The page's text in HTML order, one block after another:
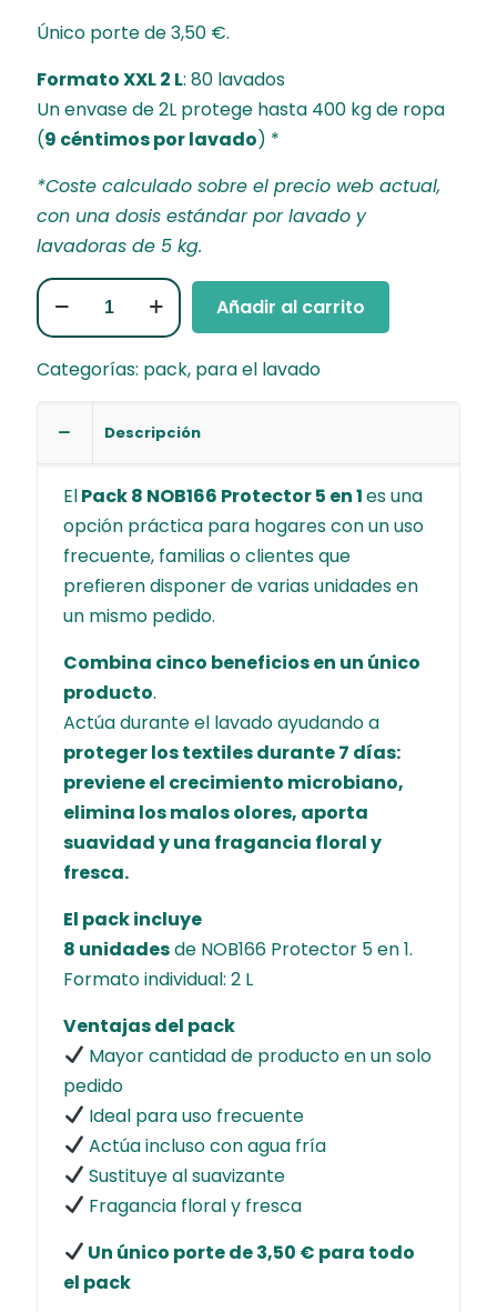
Único porte de 3,50 €.
Formato XXL 2 L: 80 lavados
Un envase de 2L protege hasta 400 kg de ropa
(9 céntimos por lavado) *
*Coste calculado sobre el precio web actual,
con una dosis estándar por lavado y
lavadoras de 5 kg.
NOB166
Protector
en
L)
Protección
textil
para
lavado
unidades
cantidad
Añadir al carrito
Categorías: pack, para el lavado
Descripción
ElPack 8 NOB166 Protector 5 en 1es una
opción práctica para hogares con un uso
frecuente, familias o clientes que
prefieren disponer de varias unidades en
un mismo pedido.
Combina cinco beneficios en un único
producto.
Actúa durante el lavado ayudando a
proteger los textiles durante 7 días:
previene el crecimiento microbiano,
elimina los malos olores, aporta
suavidad y una fragancia floral y
fresca.
El pack incluye
8 unidadesde NOB166 Protector 5 en 1.
Formato individual: 2 L
Ventajas del pack
Mayor cantidad de producto en un solo
pedido
Ideal para uso frecuente
Actúa incluso con agua fría
Sustituye al suavizante
Fragancia floral y fresca
Un único porte de 3,50 € para todo
el pack